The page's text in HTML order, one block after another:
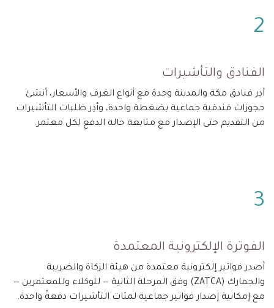
2
الفنادق والتأشيرات
أدِر فنادق مكة والمدينة وجدة مع أنواع الغرف والأسعار، أنشئ
حجوزات فندقية جماعية بضغطة واحدة، وأدِر طلبات التأشيرات
من التقديم حتى الإصدار مع متابعة حالة الدفع لكل معتمر.
3
الفوترة الإلكترونية المعتمدة
أصدر فواتير إلكترونية معتمدة من هيئة الزكاة والضريبة
والجمارك (ZATCA) وفق المرحلة الثانية — للوكلاء وللمعتمرين —
مع إمكانية إصدار فواتير جماعية لمئات التأشيرات دفعةً واحدة.